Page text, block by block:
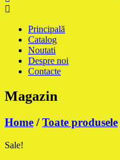
Principală
Catalog
Noutati
Despre noi
Contacte
Magazin
Home /Toate produsele
Sale!